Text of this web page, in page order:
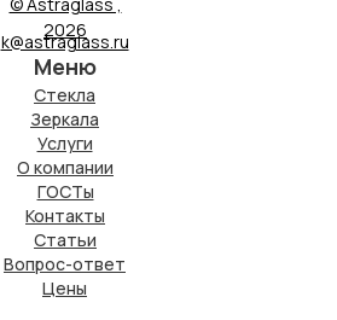
k@astraglass.ru
2026
Меню
Стекла
Услуги
О компании
Контакты
Зеркала
Статьи
Цены
Вопрос-ответ
ГОСТы